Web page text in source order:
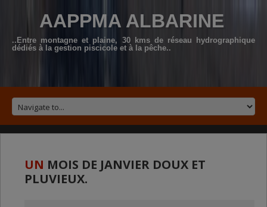
AAPPMA ALBARINE
..Entre montagne et plaine, 30 kms de réseau hydrographique
dédiés à la gestion piscicole et à la pêche..
UN MOIS DE JANVIER DOUX ET
PLUVIEUX.